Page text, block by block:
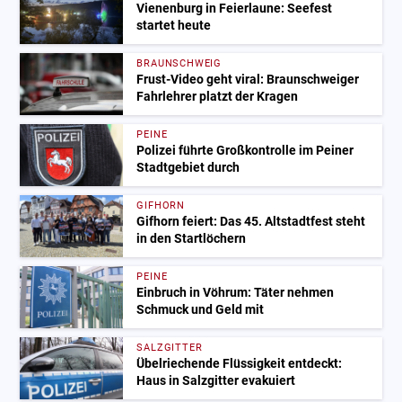
Vienenburg in Feierlaune: Seefest
startet heute
BRAUNSCHWEIG
Frust-Video geht viral: Braunschweiger
Fahrlehrer platzt der Kragen
PEINE
Polizei führte Großkontrolle im Peiner
Stadtgebiet durch
GIFHORN
Gifhorn feiert: Das 45. Altstadtfest steht
in den Startlöchern
PEINE
Einbruch in Vöhrum: Täter nehmen
Schmuck und Geld mit
SALZGITTER
Übelriechende Flüssigkeit entdeckt:
Haus in Salzgitter evakuiert